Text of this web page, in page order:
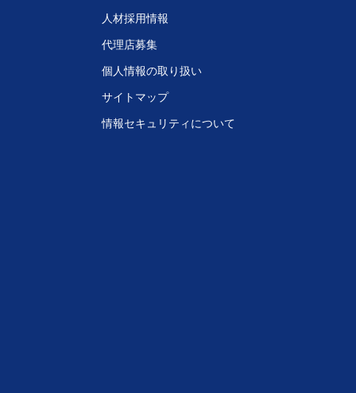
人材採用情報
代理店募集
個人情報の取り扱い
サイトマップ
情報セキュリティについて